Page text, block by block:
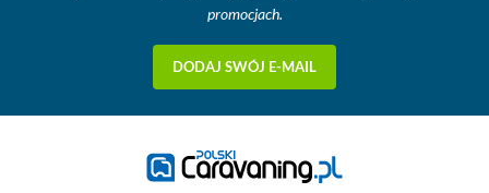
promocjach.
DODAJ SWÓJ E-MAIL